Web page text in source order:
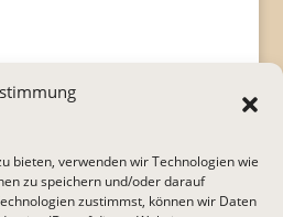
bieten, verwenden wir Technologien wie
zu speichern und/oder darauf
zustimmst, können wir Daten
Mehrwertsteuer zzgl.